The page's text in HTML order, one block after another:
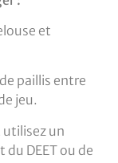
et
paillis entre
jeu.
un
DEET ou de